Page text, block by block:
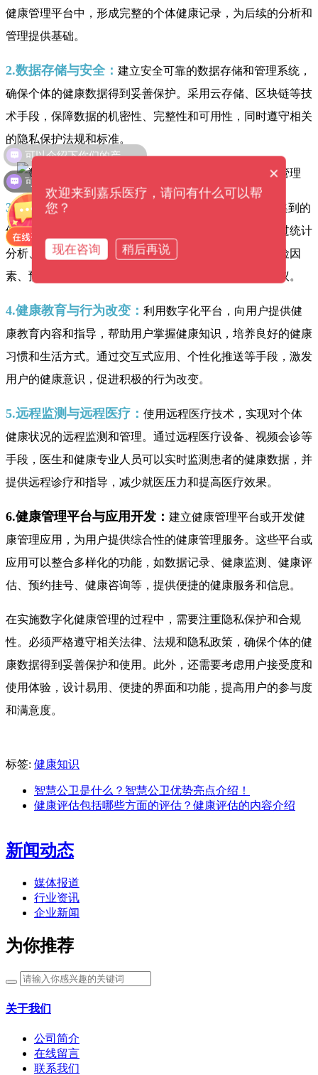
健康管理平台中，形成完整的个体健康记录，为后续的分析和
管理提供基础。
2.数据存储与安全： 建立安全可靠的数据存储和管理系统，
确保个体的健康数据得到妥善保护。采用云存储、区块链等技
术手段，保障数据的机密性、完整性和可用性，同时遵守相关
的隐私保护法规和标准。
3.数据分析与挖掘：
应用数据分析和挖掘技术，对采集到的
健康数据进行处理和分析，提取有用的信息和知识。通过统计
分析、机器学习、人工智能等方法，识别潜在的健康风险因
素、预测疾病发展趋势，并提供个性化的健康指导和建议。
4.健康教育与行为改变： 利用数字化平台，向用户提供健
康教育内容和指导，帮助用户掌握健康知识，培养良好的健康
习惯和生活方式。通过交互式应用、个性化推送等手段，激发
用户的健康意识，促进积极的行为改变。
5.远程监测与远程医疗： 使用远程医疗技术，实现对个体
健康状况的远程监测和管理。通过远程医疗设备、视频会诊等
手段，医生和健康专业人员可以实时监测患者的健康数据，并
提供远程诊疗和指导，减少就医压力和提高医疗效果。
6.健康管理平台与应用开发： 建立健康管理平台或开发健
康管理应用，为用户提供综合性的健康管理服务。这些平台或
应用可以整合多样化的功能，如数据记录、健康监测、健康评
估、预约挂号、健康咨询等，提供便捷的健康服务和信息。
在实施数字化健康管理的过程中，需要注重隐私保护和合规
性。必须严格遵守相关法律、法规和隐私政策，确保个体的健
康数据得到妥善保护和使用。此外，还需要考虑用户接受度和
使用体验，设计易用、便捷的界面和功能，提高用户的参与度
和满意度。
标签: 健康知识
智慧公卫是什么？智慧公卫优势亮点介绍！
健康评估包括哪些方面的评估？健康评估的内容介绍
新闻动态
媒体报道
行业资讯
企业新闻
为你推荐
关于我们
公司简介
在线留言
联系我们
可以介绍下你们的产品么？
可以提供解决方案吗？ ×
欢迎来到嘉乐医疗，请问有什么可以帮
您？
现在咨询 稍后再说